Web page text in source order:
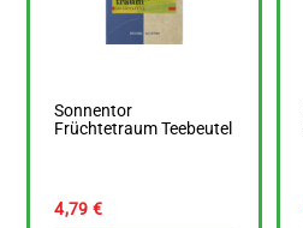
Sonnentor
Früchtetraum Teebeutel
4,79 €